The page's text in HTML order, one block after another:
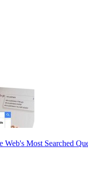
Web's Most Searched